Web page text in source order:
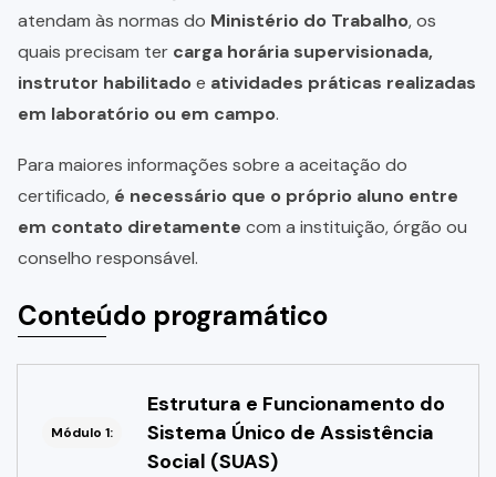
atendam às normas do Ministério do Trabalho, os
quais precisam ter carga horária supervisionada,
instrutor habilitadoe atividades práticas realizadas
em laboratório ou em campo.
Para maiores informações sobre a aceitação do
certificado, é necessário que o próprio aluno entre
em contato diretamente com a instituição, órgão ou
conselho responsável.
Conteúdo programático
Módulo 1:
Estrutura e Funcionamento do
Sistema Único de Assistência
Social (SUAS)